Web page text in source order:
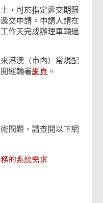
，可於指定遞交期限
交申請。申請人請在
作天完成辦理車輛過
港澳（市內）常規配
運輸署網頁 。
問題，請查閱以下網
的系統需求